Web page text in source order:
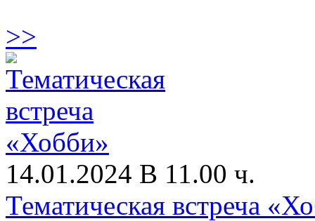
>>
14.01.2024 В 11.00 ч.
Тематическая встреча